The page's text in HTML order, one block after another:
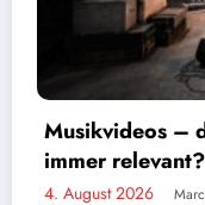
noch
3.